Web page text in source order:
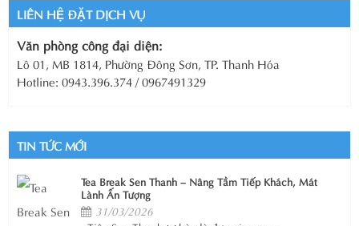
LIÊN HỆ ĐẶT DỊCH VỤ
Văn phòng công đại diện:
Lô 01, MB 1814, Phường Đông Sơn, TP. Thanh Hóa
Hotline: 0943.396.374 / 0967491329
TIN TỨC MỚI
Tea Break Sen Thanh – Nâng Tầm Tiếp Khách, Mát
Lành Ấn Tượng
31/03/2026